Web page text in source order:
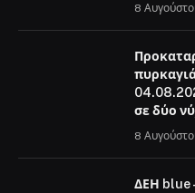
8
σε δύο
8
ΔΕΗ blue